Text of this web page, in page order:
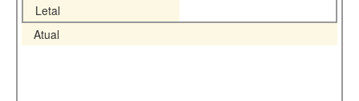
Letal
Atual